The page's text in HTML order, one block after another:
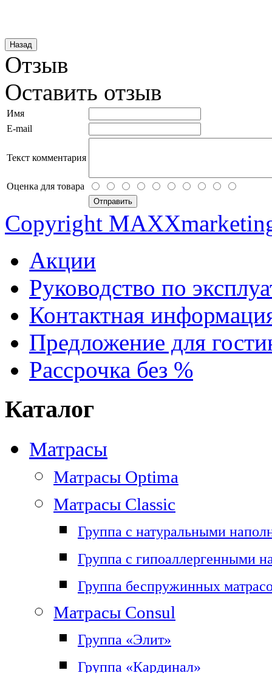
Отзыв
Оставить отзыв
Имя
E-mail
Текст комментария
Оценка для товара
Copyright
Акции
Руководство по
Контактная
Предложение для
Рассрочка без %
Каталог
Матрасы
Матрасы Optima
Матрасы Classic
Группа с натуральными
Группа с гипоаллергенными
Группа беспружинных
Матрасы Consul
Группа «Элит»
Группа «Кардинал»